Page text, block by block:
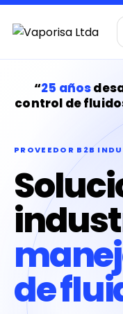
“25 años
control de
PROVEEDOR B2B
de